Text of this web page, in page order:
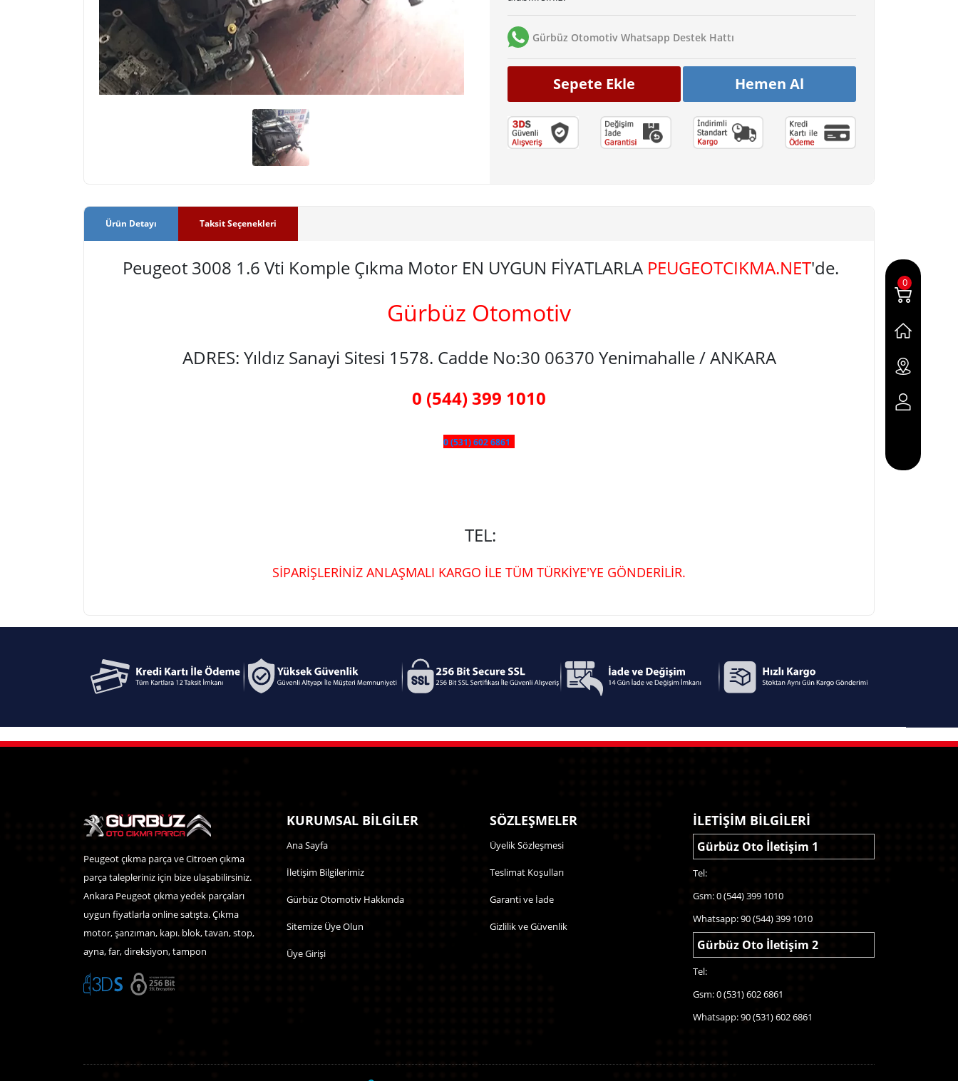
Gürbüz Otomotiv Whatsapp Destek Hattı
Sepete Ekle Hemen Al
Ürün Detayı Taksit Seçenekleri
Peugeot 3008 1.6 Vti Komple Çıkma Motor EN UYGUN FİYATLARLA PEUGEOTCIKMA.NET'de.
Gürbüz Otomotiv
ADRES: Yıldız Sanayi Sitesi 1578. Cadde No:30 06370 Yenimahalle / ANKARA
0 (544) 399 1010
0 (531) 602 6861
TEL:
SİPARİŞLERİNİZ ANLAŞMALI KARGO İLE TÜM TÜRKİYE'YE GÖNDERİLİR.
0
Peugeot çıkma parça ve Citroen çıkma
parça talepleriniz için bize ulaşabilirsiniz.
Ankara Peugeot çıkma yedek parçaları
uygun fiyatlarla online satışta. Çıkma
motor, şanzıman, kapı. blok, tavan, stop,
ayna, far, direksiyon, tampon
KURUMSAL BİLGİLER
Ana Sayfa
İletişim Bilgilerimiz
Gürbüz Otomotiv Hakkında
Sitemize Üye Olun
Üye Girişi
SÖZLEŞMELER
Üyelik Sözleşmesi
Teslimat Koşulları
Garanti ve İade
Gizlilik ve Güvenlik
İLETİŞİM BİLGİLERİ
Gürbüz Oto İletişim 1
Tel:
Gsm: 0 (544) 399 1010
Whatsapp: 90 (544) 399 1010
Gürbüz Oto İletişim 2
Tel:
Gsm: 0 (531) 602 6861
Whatsapp: 90 (531) 602 6861